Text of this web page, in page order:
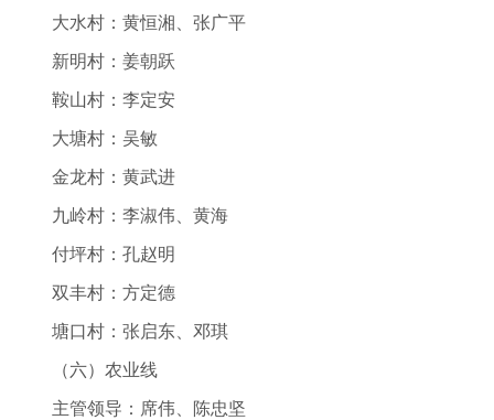
大水村：黄恒湘、张广平
新明村：姜朝跃
鞍山村：李定安
大塘村：吴敏
金龙村：黄武进
九岭村：李淑伟、黄海
付坪村：孔赵明
双丰村：方定德
塘口村：张启东、邓琪
（六）农业线
主管领导：席伟、陈忠坚